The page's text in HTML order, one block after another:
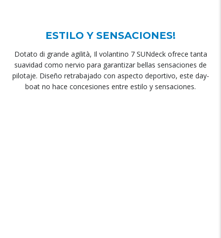
ESTILO Y SENSACIONES!
Dotato di grande agilità, Il volantino 7 SUNdeck ofrece tanta
suavidad como nervio para garantizar bellas sensaciones de
pilotaje. Diseño retrabajado con aspecto deportivo, este day-
boat no hace concesiones entre estilo y sensaciones.